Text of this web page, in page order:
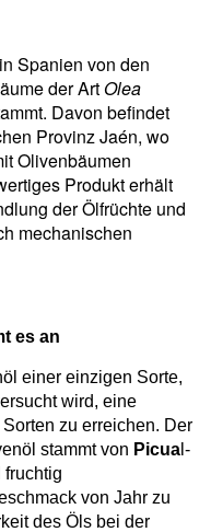
Spanien von den
der ArtOlea
Davon befindet
Provinz Jaén, wo
Olivenbäumen
Produkt erhält
der Ölfrüchte und
mechanischen
es an
einer einzigen Sorte,
wird, eine
zu erreichen. Der
stammt von Picua l-
fruchtig
von Jahr zu
des Öls bei der